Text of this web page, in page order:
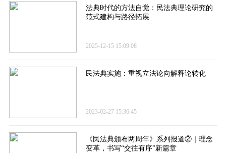
法典时代的方法自觉：民法典理论研究的
范式建构与路径拓展
2025-12-15 15:09:08
民法典实施：重视立法论向解释论转化
2023-02-27 15:36:45
《民法典颁布两周年》系列报道②｜理念
变革，书写“交往有序”新篇章